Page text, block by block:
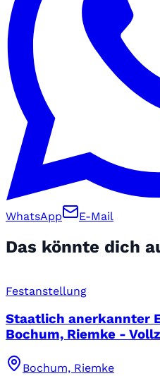
WhatsApp E-Mail
Das könnte dich
Festanstellung
Staatlich anerkannter
Bochum, Riemke -
Bochum, Riemke